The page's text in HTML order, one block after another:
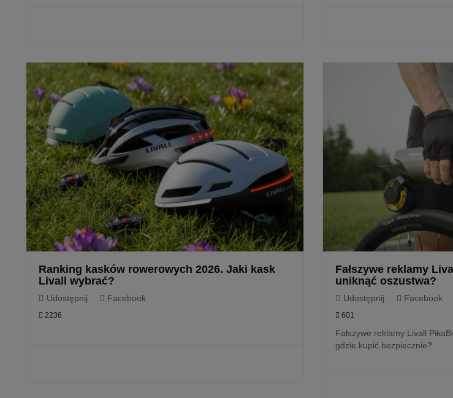
Ranking kasków rowerowych 2026. Jaki kask
Livall wybrać?
Udostępnij Facebook
2236
Fałszywe reklamy
uniknąć oszustwa?
Udostępnij Facebook
601
Fałszywe reklamy Livall
gdzie kupić bezpiecznie?